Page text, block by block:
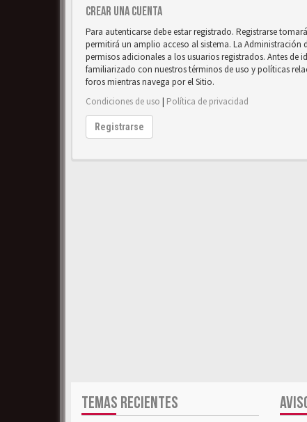
Crear una cuenta
Para autenticarse debe estar registrado. Registrarse
permitirá un amplio acceso al sistema. La Administración
permisos adicionales a los usuarios registrados. Antes de
familiarizado con nuestros términos de uso y políticas
foros mientras navega por el Sitio.
Condiciones de uso | Política de privacidad
Registrarse
TEMAS RECIENTES